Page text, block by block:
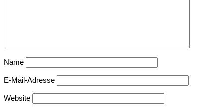
Name
E-Mail-Adresse
Website